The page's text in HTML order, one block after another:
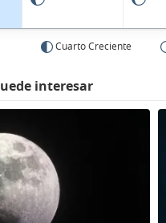
Cuarto Creciente
interesar